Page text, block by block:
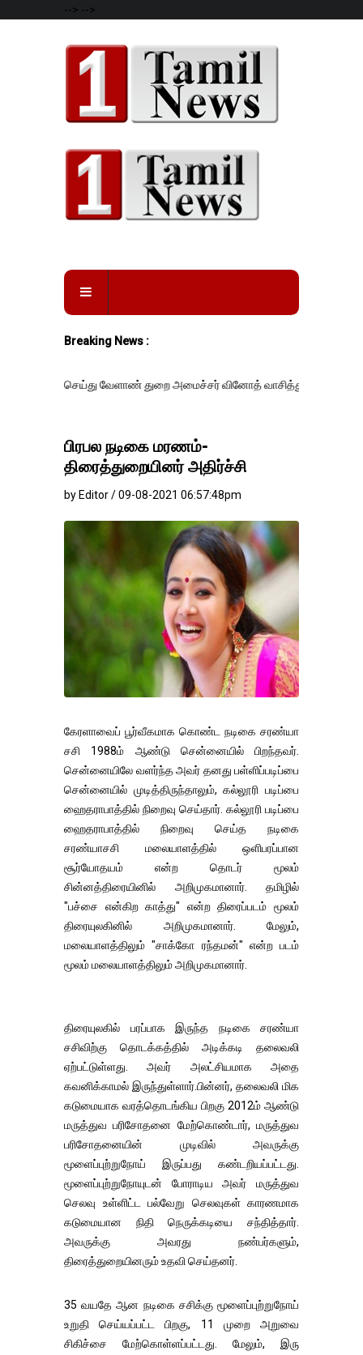
--> -->
Breaking News :
செய்து வேளாண் துறை அமைச்சர் வினோத் வாசித்து வருகிறார். �.
பிரபல நடிகை மரணம்-
திரைத்துறையினர் அதிர்ச்சி
by Editor / 09-08-2021 06:57:48pm
கேரளாவைப் பூர்வீகமாக கொண்ட நடிகை சரண்யா
சசி 1988ம் ஆண்டு சென்னையில் பிறந்தவர்.
சென்னையிலே வளர்ந்த அவர் தனது பள்ளிப்படிப்பை
சென்னையில் முடித்திருந்தாலும், கல்லூரி படிப்பை
ஹைதராபாத்தில் நிறைவு செய்தார். கல்லூரி படிப்பை
ஹைதராபாத்தில் நிறைவு செய்த நடிகை
சரண்யாசசி மலையாளத்தில் ஒளிபரப்பான
சூர்யோதயம் என்ற தொடர் மூலம்
சின்னத்திரையினில் அறிமுகமானார். தமிழில்
"பச்சை என்கிற காத்து" என்ற திரைப்படம் மூலம்
திரையுலகினில் அறிமுகமானார். மேலும்,
மலையாளத்திலும் "சாக்கோ ரந்தமன்" என்ற படம்
மூலம் மலையாளத்திலும் அறிமுகமானார்.
திரையுலகில் பரப்பாக இருந்த நடிகை சரண்யா
சசிவிற்கு தொடக்கத்தில் அடிக்கடி தலைவலி
ஏற்பட்டுள்ளது. அவர் அலட்சியமாக அதை
கவனிக்காமல் இருந்துள்ளார்.பின்னர், தலைவலி மிக
கடுமையாக வரத்தொடங்கிய பிறகு 2012ம் ஆண்டு
மருத்துவ பரிசோதனை மேற்கொண்டார், மருத்துவ
பரிசோதனையின் முடிவில் அவருக்கு
மூளைப்புற்றுநோய் இருப்பது கண்டறியப்பட்டது.
மூளைப்புற்றுநோயுடன் போராடிய அவர் மருத்துவ
செலவு உள்ளிட்ட பல்வேறு செலவுகள் காரணமாக
கடுமையான நிதி நெருக்கடியை சந்தித்தார்.
அவருக்கு அவரது நண்பர்களும்,
திரைத்துறையினரும் உதவி செய்தனர்.
35 வயதே ஆன நடிகை சசிக்கு மூளைப்புற்றுநோய்
உறுதி செய்யப்பட்ட பிறகு, 11 முறை அறுவை
சிகிச்சை மேற்கொள்ளப்பட்டது. மேலும், இரு